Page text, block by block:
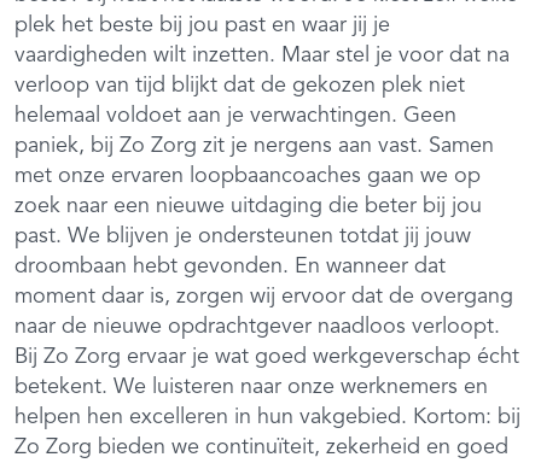
plek het beste bij jou past en waar jij je
vaardigheden wilt inzetten. Maar stel je voor dat na
verloop van tijd blijkt dat de gekozen plek niet
helemaal voldoet aan je verwachtingen. Geen
paniek, bij Zo Zorg zit je nergens aan vast. Samen
met onze ervaren loopbaancoaches gaan we op
zoek naar een nieuwe uitdaging die beter bij jou
past. We blijven je ondersteunen totdat jij jouw
droombaan hebt gevonden. En wanneer dat
moment daar is, zorgen wij ervoor dat de overgang
naar de nieuwe opdrachtgever naadloos verloopt.
Bij Zo Zorg ervaar je wat goed werkgeverschap écht
betekent. We luisteren naar onze werknemers en
helpen hen excelleren in hun vakgebied. Kortom: bij
Zo Zorg bieden we continuïteit, zekerheid en goed